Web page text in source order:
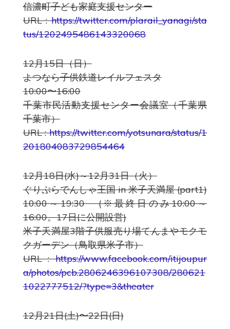
信濃町子ども家庭支援センター
URL :https://twitter.com/plarail_yanagi/sta
tus/1202495486143320068
12月15日（日）
よつなら子供鉄道レイルフェスタ
10:00〜16:00
千葉市民活動支援センター会議室（千葉県
千葉市）
URL :https://twitter.com/yotsunara/status/1
201804083729854464
12月18日(水)～12月31日（火）
ぐりぷらでんしゃ王国 in 米子天満屋 (part1)
10:00～19:30 (※最終日のみ10:00～
16:00。17日に公開設営)
米子天満屋3階子供服売り場てんまやモクモ
クガーデン（鳥取県米子市）
URL :https://www.facebook.com/itijoupur
a/photos/pcb.2806246396107308/280621
1022777512/?type=3&theater
12月21日(土)〜22日(日)